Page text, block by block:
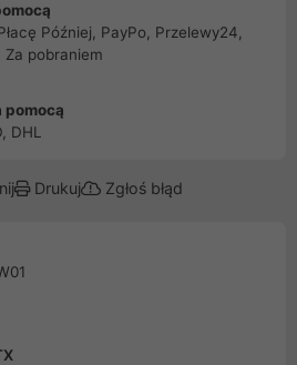
Później, PayPo, Przelewy24,
Za pobraniem
pomocą
DHL
Drukuj Zgłoś błąd